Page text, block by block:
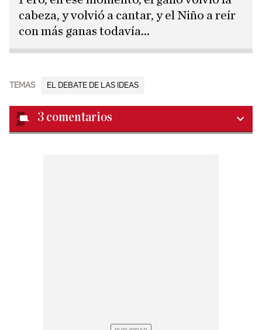
cabeza, y volvió a cantar, y el Niño a reír
con más ganas todavía...
TEMAS EL DEBATE DE LAS IDEAS
3 comentarios